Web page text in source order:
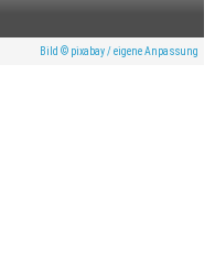
Bild © pixabay / eigene Anpassung